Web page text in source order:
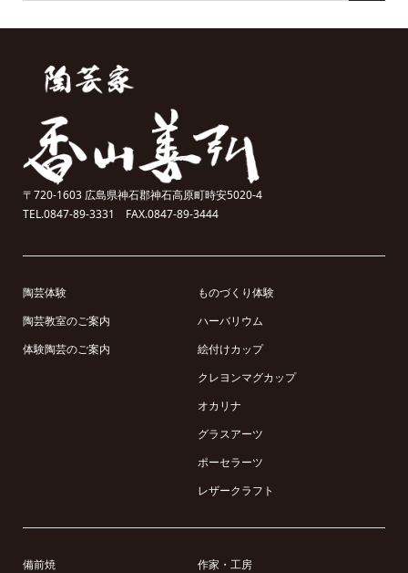
〒720-1603 広島県神石郡神石高原町時安5020-4
TEL.0847-89-3331 FAX.0847-89-3444
陶芸体験
陶芸教室のご案内
体験陶芸のご案内
ものづくり体験
ハーバリウム
絵付けカップ
クレヨンマグカップ
オカリナ
グラスアーツ
ポーセラーツ
レザークラフト
備前焼
作家・工房